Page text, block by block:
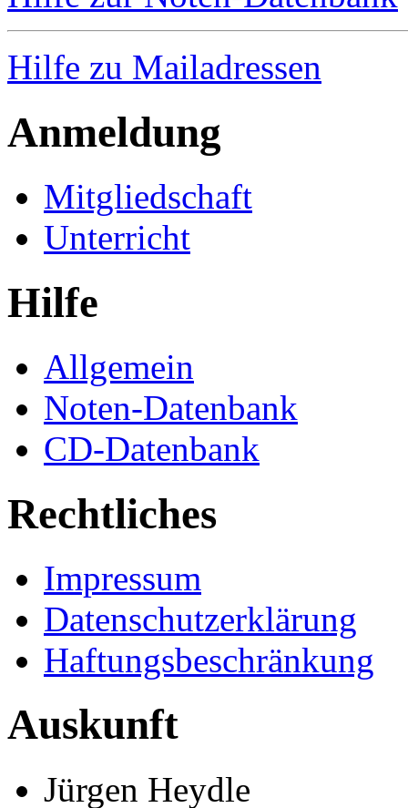
Hilfe zu Mailadressen
Anmeldung
Mitgliedschaft
Unterricht
Hilfe
Allgemein
Noten-Datenbank
CD-Datenbank
Rechtliches
Impressum
Datenschutzerklärung
Haftungsbeschränkung
Auskunft
Jürgen Heydle